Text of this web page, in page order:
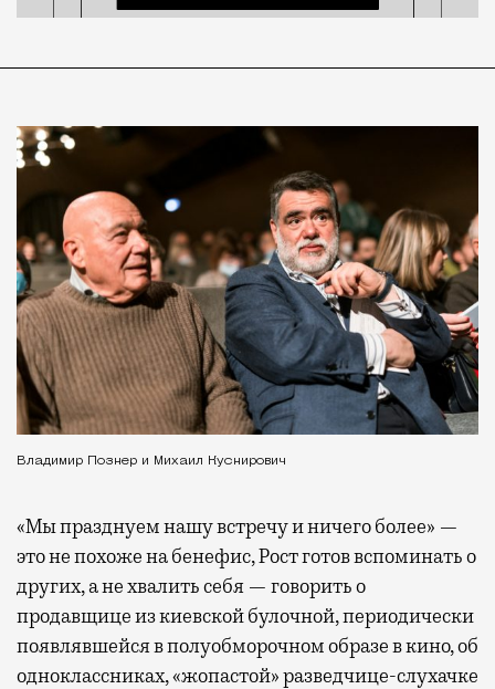
Владимир Познер и Михаил Куснирович
«Мы празднуем нашу встречу и ничего более» —
это не похоже на бенефис, Рост готов вспоминать о
других, а не хвалить себя — говорить о
продавщице из киевской булочной, периодически
появлявшейся в полуобморочном образе в кино, об
одноклассниках, «жопастой» разведчице-слухачке